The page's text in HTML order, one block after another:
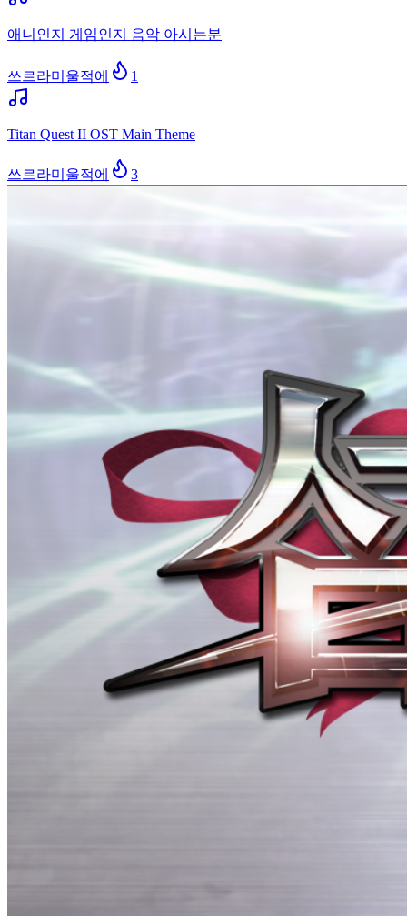
애니인지 게임인지 음악 아시는분
쓰르라미울적에 1
Titan Quest II OST Main Theme
쓰르라미울적에 3